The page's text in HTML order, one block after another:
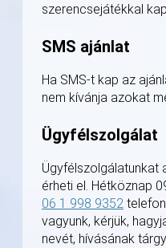
szerencsejátékkal
SMS ajánlat
Ha SMS-t kap az
nem kívánja azokat
Ügyfélszolgálat
Ügyfélszolgálatunkat
érheti el. Hétköznap
06 1 998 9352
vagyunk, kérjük,
nevét, hívásának